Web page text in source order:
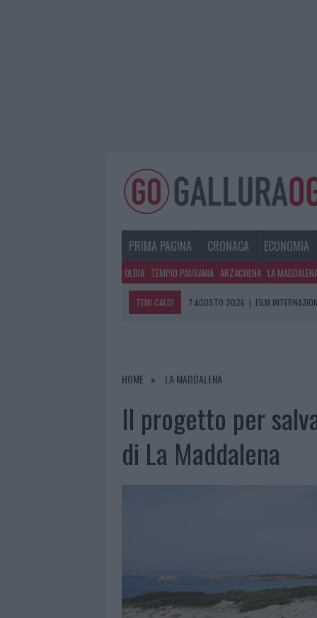
PRIMA PAGINA CRONACA ECONOMIA
OLBIA TEMPIO PAUSANIA ARZACHENA LA
TEMI CALDI 7 AGOSTO 2026 | FILM
HOME LA MADDALENA
Il progetto per
di La Maddalena